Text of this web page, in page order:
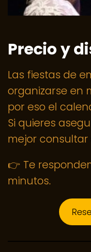
Precio y
Las fiestas de
organizarse en
por eso el
Si quieres
mejor consultar
👉 Te
minutos.